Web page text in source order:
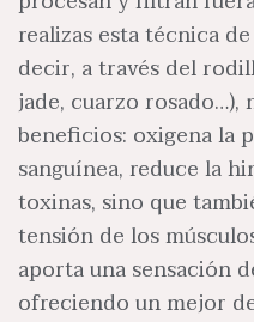
realizas esta técnica
decir, a través del
jade, cuarzo
beneficios: oxigena la
sanguínea, reduce la
toxinas, sino que
tensión de los
aporta una sensación
ofreciendo un mejor